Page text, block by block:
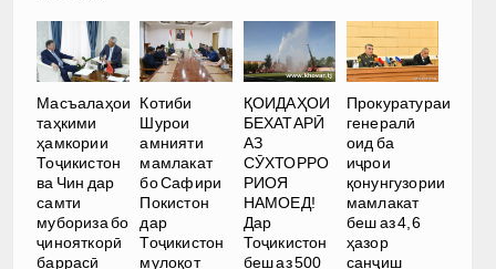
Масъалаҳои
таҳкими
ҳамкории
Тоҷикистон
ва Чин дар
самти
мубориза бо
ҷинояткорӣ
баррасӣ
Котиби
Шурои
амнияти
мамлакат
бо Сафири
Покистон
дар
Тоҷикистон
мулоқот
ҚОИДАҲОИ
БЕХАТАРӢ
АЗ
СӮХТОРРО
РИОЯ
НАМОЕД!
Дар
Тоҷикистон
беш аз 500
Прокуратураи
генералӣ
оид ба
иҷрои
қонунгузории
мамлакат
беш аз 4,6
ҳазор
санҷиш